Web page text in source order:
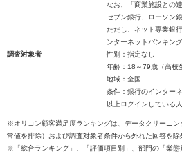
なお、「商業施設との
セブン銀行、ローソン
ただし、ネット専業銀
ンターネットバンキン
調査対象者
性別：指定なし
年齢：18～79歳（高校
地域：全国
条件：銀行のインター
以上ログインしている人
※オリコン顧客満足度ランキングは、データクリーニ
常値を排除）および調査対象者条件から外れた回答を除
※「総合ランキング」、「評価項目別」、部門の「業態